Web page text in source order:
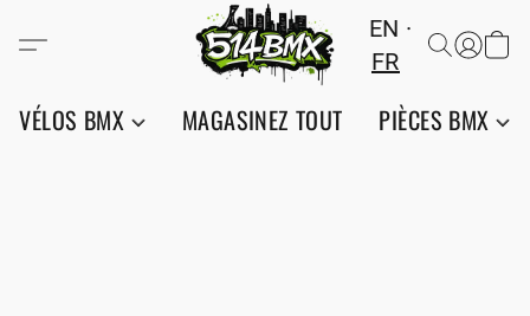
EN
FR
VÉLOS BMX MAGASINEZ TOUT PIÈCES BMX